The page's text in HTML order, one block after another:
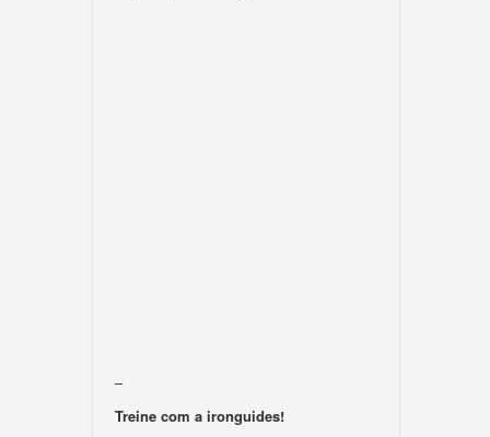
–
Treine com a ironguides!